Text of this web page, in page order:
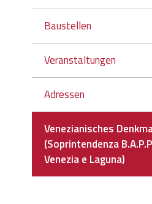
Baustellen
Veranstaltungen
Adressen
Venezianisches
(Soprintendenza
Venezia e Laguna)